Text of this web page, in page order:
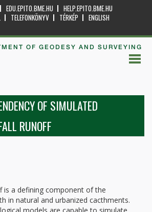
EDU.EPITO.BME.HU
HELP.EPITO.BME.HU
TELEFONKÖNYV TÉRKÉP
ENGLISH
OF GEODESY AND SURVEYING
OF SIMULATED
RUNOFF
is a defining component of the
in natural and urbanized cacthments.